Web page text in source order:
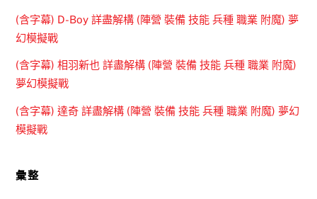
(含字幕) D-Boy 詳盡解構 (陣營 裝備 技能 兵種 職業 附魔) 夢
幻模擬戰
(含字幕) 相羽新也 詳盡解構 (陣營 裝備 技能 兵種 職業 附魔)
夢幻模擬戰
(含字幕) 達奇 詳盡解構 (陣營 裝備 技能 兵種 職業 附魔) 夢幻
模擬戰
彙整